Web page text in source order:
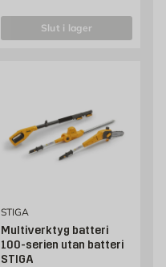
slut i lager
STIGA
Multiverktyg batteri
100-serien utan batteri
STIGA